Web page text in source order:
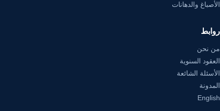
الأصباغ والدهانات
روابط
من نحن
العقود السنوية
الأسئلة الشائعة
المدونة
English